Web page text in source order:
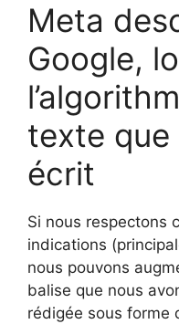
Meta
Google,
texte que
écrit
Si nous respectons
indications
nous pouvons
balise que nous
rédigée sous forme